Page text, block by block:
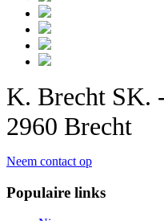
K. Brecht SK.
2960 Brecht
Neem contact op
Populaire links